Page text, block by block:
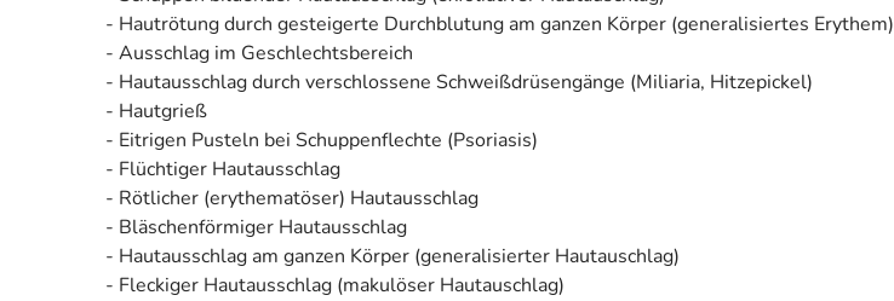
- Hautrötung durch gesteigerte Durchblutung am ganzen Körper (generalisiertes Erythem)
- Ausschlag im Geschlechtsbereich
- Hautausschlag durch verschlossene Schweißdrüsengänge (Miliaria, Hitzepickel)
- Hautgrieß
- Eitrigen Pusteln bei Schuppenflechte (Psoriasis)
- Flüchtiger Hautausschlag
- Rötlicher (erythematöser) Hautausschlag
- Bläschenförmiger Hautausschlag
- Hautausschlag am ganzen Körper (generalisierter Hautauschlag)
- Fleckiger Hautausschlag (makulöser Hautauschlag)